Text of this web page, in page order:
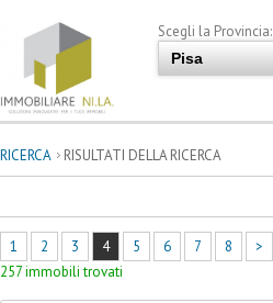
Scegli la Provincia:
RICERCA RISULTATI DELLA RICERCA
1 2 3 4 5 6 7 8 >
257 immobili trovati